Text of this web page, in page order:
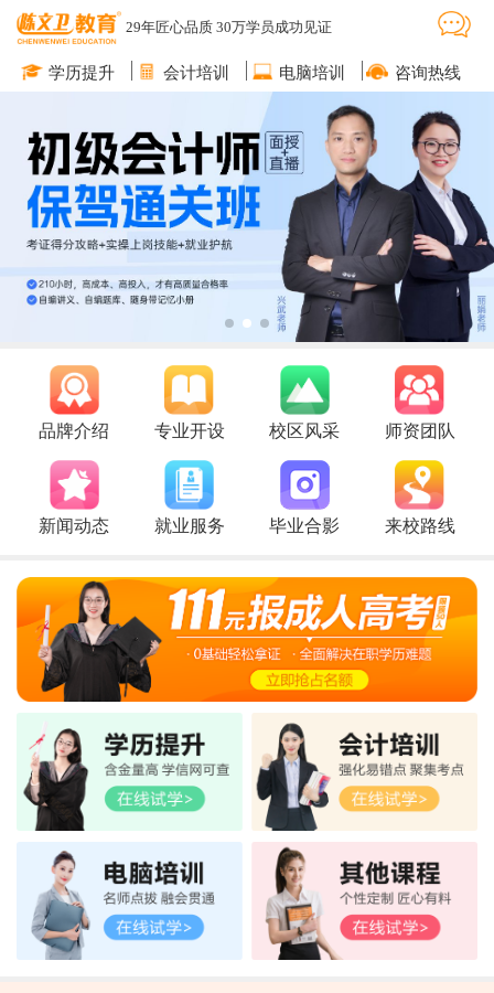
29年匠心品质 30万学员成功见证
学历提升 会计培训 电脑培训 咨询热线
品牌介绍 专业开设 校区风采 师资团队
新闻动态 就业服务 毕业合影 来校路线